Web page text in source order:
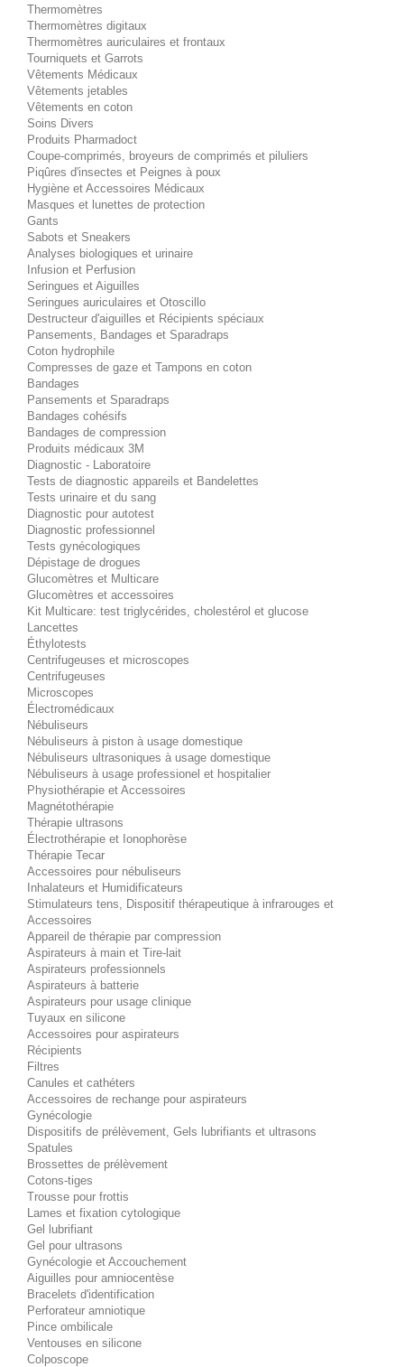
Thermomètres
Thermomètres digitaux
Thermomètres auriculaires et frontaux
Tourniquets et Garrots
Vêtements Médicaux
Vêtements jetables
Vêtements en coton
Soins Divers
Produits Pharmadoct
Coupe-comprimés, broyeurs de comprimés et piluliers
Piqûres d'insectes et Peignes à poux
Hygiène et Accessoires Médicaux
Masques et lunettes de protection
Gants
Sabots et Sneakers
Analyses biologiques et urinaire
Infusion et Perfusion
Seringues et Aiguilles
Seringues auriculaires et Otoscillo
Destructeur d'aiguilles et Récipients spéciaux
Pansements, Bandages et Sparadraps
Coton hydrophile
Compresses de gaze et Tampons en coton
Bandages
Pansements et Sparadraps
Bandages cohésifs
Bandages de compression
Produits médicaux 3M
Diagnostic - Laboratoire
Tests de diagnostic appareils et Bandelettes
Tests urinaire et du sang
Diagnostic pour autotest
Diagnostic professionnel
Tests gynécologiques
Dépistage de drogues
Glucomètres et Multicare
Glucomètres et accessoires
Kit Multicare: test triglycérides, cholestérol et glucose
Lancettes
Éthylotests
Centrifugeuses et microscopes
Centrifugeuses
Microscopes
Électromédicaux
Nébuliseurs
Nébuliseurs à piston à usage domestique
Nébuliseurs ultrasoniques à usage domestique
Nébuliseurs à usage professionel et hospitalier
Physiothérapie et Accessoires
Magnétothérapie
Thérapie ultrasons
Électrothérapie et Ionophorèse
Thérapie Tecar
Accessoires pour nébuliseurs
Inhalateurs et Humidificateurs
Stimulateurs tens, Dispositif thérapeutique à infrarouges et
Accessoires
Appareil de thérapie par compression
Aspirateurs à main et Tire-lait
Aspirateurs professionnels
Aspirateurs à batterie
Aspirateurs pour usage clinique
Tuyaux en silicone
Accessoires pour aspirateurs
Récipients
Filtres
Canules et cathéters
Accessoires de rechange pour aspirateurs
Gynécologie
Dispositifs de prélèvement, Gels lubrifiants et ultrasons
Spatules
Brossettes de prélèvement
Cotons-tiges
Trousse pour frottis
Lames et fixation cytologique
Gel lubrifiant
Gel pour ultrasons
Gynécologie et Accouchement
Aiguilles pour amniocentèse
Bracelets d'identification
Perforateur amniotique
Pince ombilicale
Ventouses en silicone
Colposcope